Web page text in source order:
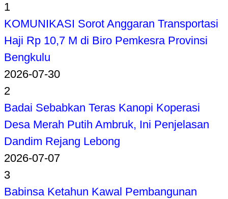
1
KOMUNIKASI Sorot Anggaran Transportasi
Haji Rp 10,7 M di Biro Pemkesra Provinsi
Bengkulu
2026-07-30
2
Badai Sebabkan Teras Kanopi Koperasi
Desa Merah Putih Ambruk, Ini Penjelasan
Dandim Rejang Lebong
2026-07-07
3
Babinsa Ketahun Kawal Pembangunan